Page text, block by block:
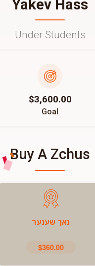
Yakev Hass
Under Students
$3,600.00
Goal
Buy A Zchus
נאך שענער
$360.00